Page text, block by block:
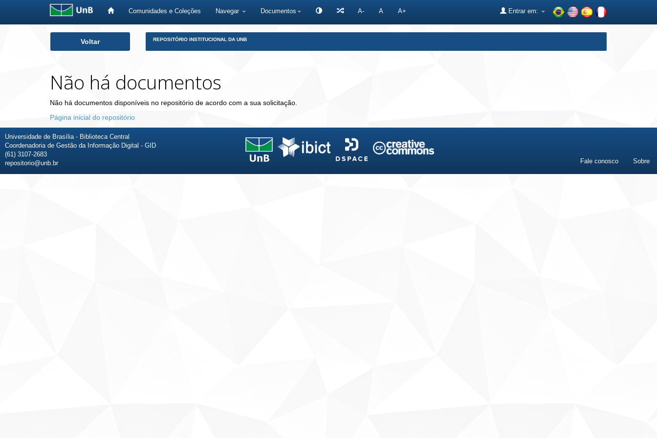
Comunidades e Coleções Navegar Documentos A- A A+ Entrar em:
Voltar REPOSITÓRIO INSTITUCIONAL DA UNB
Não há documentos
Não há documentos disponíveis no repositório de acordo com a sua solicitação.
Página inicial do repositório
Universidade de Brasília - Biblioteca Central
Coordenadoria de Gestão da Informação Digital - GID
(61) 3107-2683
repositorio@unb.br
Fale conosco Sobre